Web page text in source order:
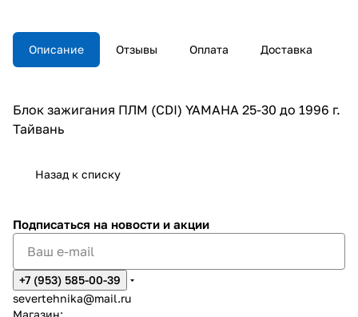
Описание Отзывы Оплата Доставка
Блок зажигания ПЛМ (CDI) YAMAHA 25-30 до 1996 г.
Тайвань
Назад к списку
Подписаться на новости и акции
+7 (953) 585-00-39
severtehnika@mail.ru
Магазин: